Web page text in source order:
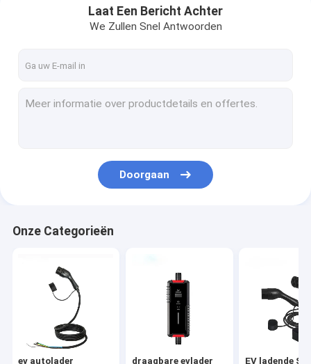
Ongeveer ons
EV ladende Stapel
Tesla-reservedelen
Wallboxev Lader
Laat Een Bericht Achter
We Zullen Snel Antwoorden
Doorgaan
Onze Categorieën
ev autolader draagbare evlader EV ladende